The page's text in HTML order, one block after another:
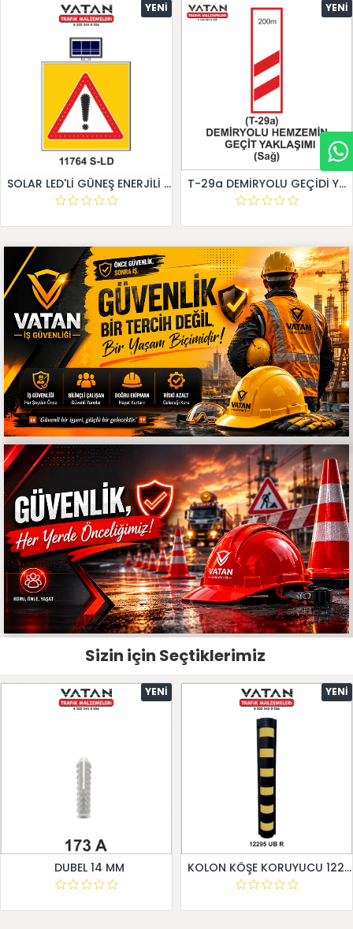
YENI
SOLAR LED'Lİ GÜNEŞ ENERJİLİ LEVHA
YENI
T-29a DEMİRYOLU GEÇİDİ YAKLAŞIM LEVHALARI (Sağ)
Sizin için Seçtiklerimiz
YENI
DUBEL 14 MM
YENI
KOLON KÖŞE KORUYUCU 12295 UB R